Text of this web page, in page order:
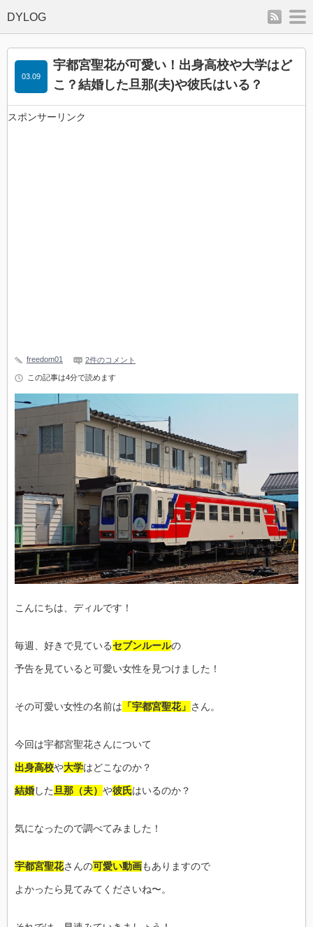
rss
宇都宮聖花が可愛い！出身高校や大学はど
こ？結婚した旦那(夫)や彼氏はいる？
03.09
スポンサーリンク
freedom01 2件のコメント
この記事は4分で読めます
こんにちは、ディルです！
毎週、好きで見ているセブンルールの
予告を見ていると可愛い女性を見つけました！
その可愛い女性の名前は 「宇都宮聖花」 さん。
今回は宇都宮聖花さんについて
出身高校や大学はどこなのか？
結婚した 旦那（夫） や彼氏はいるのか？
気になったので調べてみました！
宇都宮聖花さんの可愛い動画もありますので
よかったら見てみてくださいね〜。